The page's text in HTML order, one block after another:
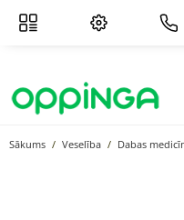
Sākums Veselība Dabas